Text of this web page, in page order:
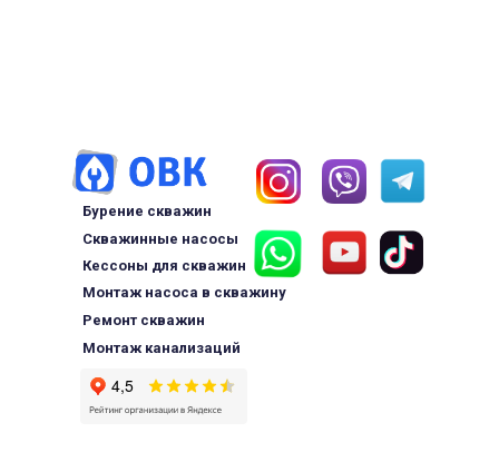
Бурение скважин
Скважинные насосы
Кессоны для скважин
Ремонт скважин
Монтаж насоса в скважину
Монтаж канализаций